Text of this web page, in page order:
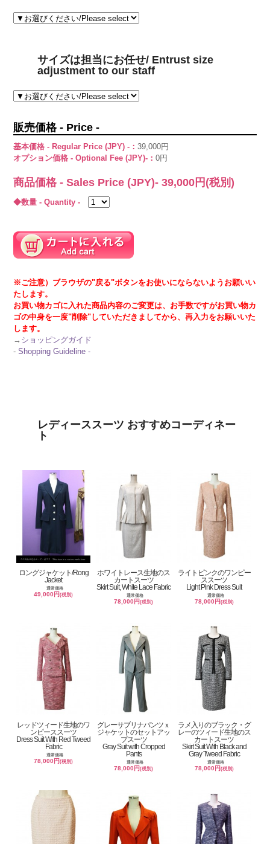
サイズは担当にお任せ/ Entrust size
adjustment to our staff
販売価格 - Price -
基本価格 - Regular Price (JPY) -：39,000円
オプション価格 - Optional Fee (JPY)-：0円
商品価格 - Sales Price (JPY)-39,000 円(税別)
◆数量 - Quantity -
※ご注意）ブラウザの"戻る"ボタンをお使いにならないようお願いい
たします。
お買い物カゴに入れた商品内容のご変更は、お手数ですがお買い物カ
ゴの中身を一度"削除"していただきましてから、再入力をお願いいた
します。
→ ショッピングガイド
- Shopping Guideline -
レディーススーツ おすすめコーディネー
ト
ロングジャケット/Rong
Jacket
通常価格
49,000円(税別)
ホワイトレース生地のス
カートスーツ
Skirt Suit, White Lace Fabric
通常価格
78,000円(税別)
ライトピンクのワンピー
ススーツ
Light Pink Dress Suit
通常価格
78,000円 (税別)
レッドツィード生地のワ
ンピーススーツ
Dress Suit With Red Tweed
Fabric
通常価格
78,000円(税別)
グレーサブリナパンツｘ
ジャケットのセットアッ
プスーツ
Gray Suit with Cropped
Pants
通常価格
78,000円(税別)
ラメ入りのブラック・グ
レーのツィード生地のス
カートスーツ
Skirt Suit With Black and
Gray Tweed Fabric
通常価格
78,000円 (税別)